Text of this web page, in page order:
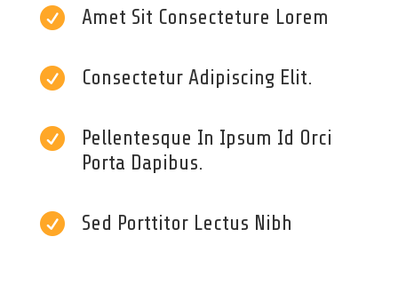
 Amet Sit Consecteture Lorem
 Consectetur Adipiscing Elit.

Pellentesque In Ipsum Id Orci
Porta Dapibus.
 Sed Porttitor Lectus Nibh